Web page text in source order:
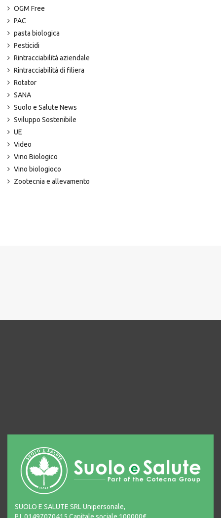
OGM Free
PAC
pasta biologica
Pesticidi
Rintracciabilità aziendale
Rintracciabilità di filiera
Rotator
SANA
Suolo e Salute News
Sviluppo Sostenibile
UE
Video
Vino Biologico
Vino biologioco
Zootecnia e allevamento
SUOLO E SALUTE SRL Unipersonale,